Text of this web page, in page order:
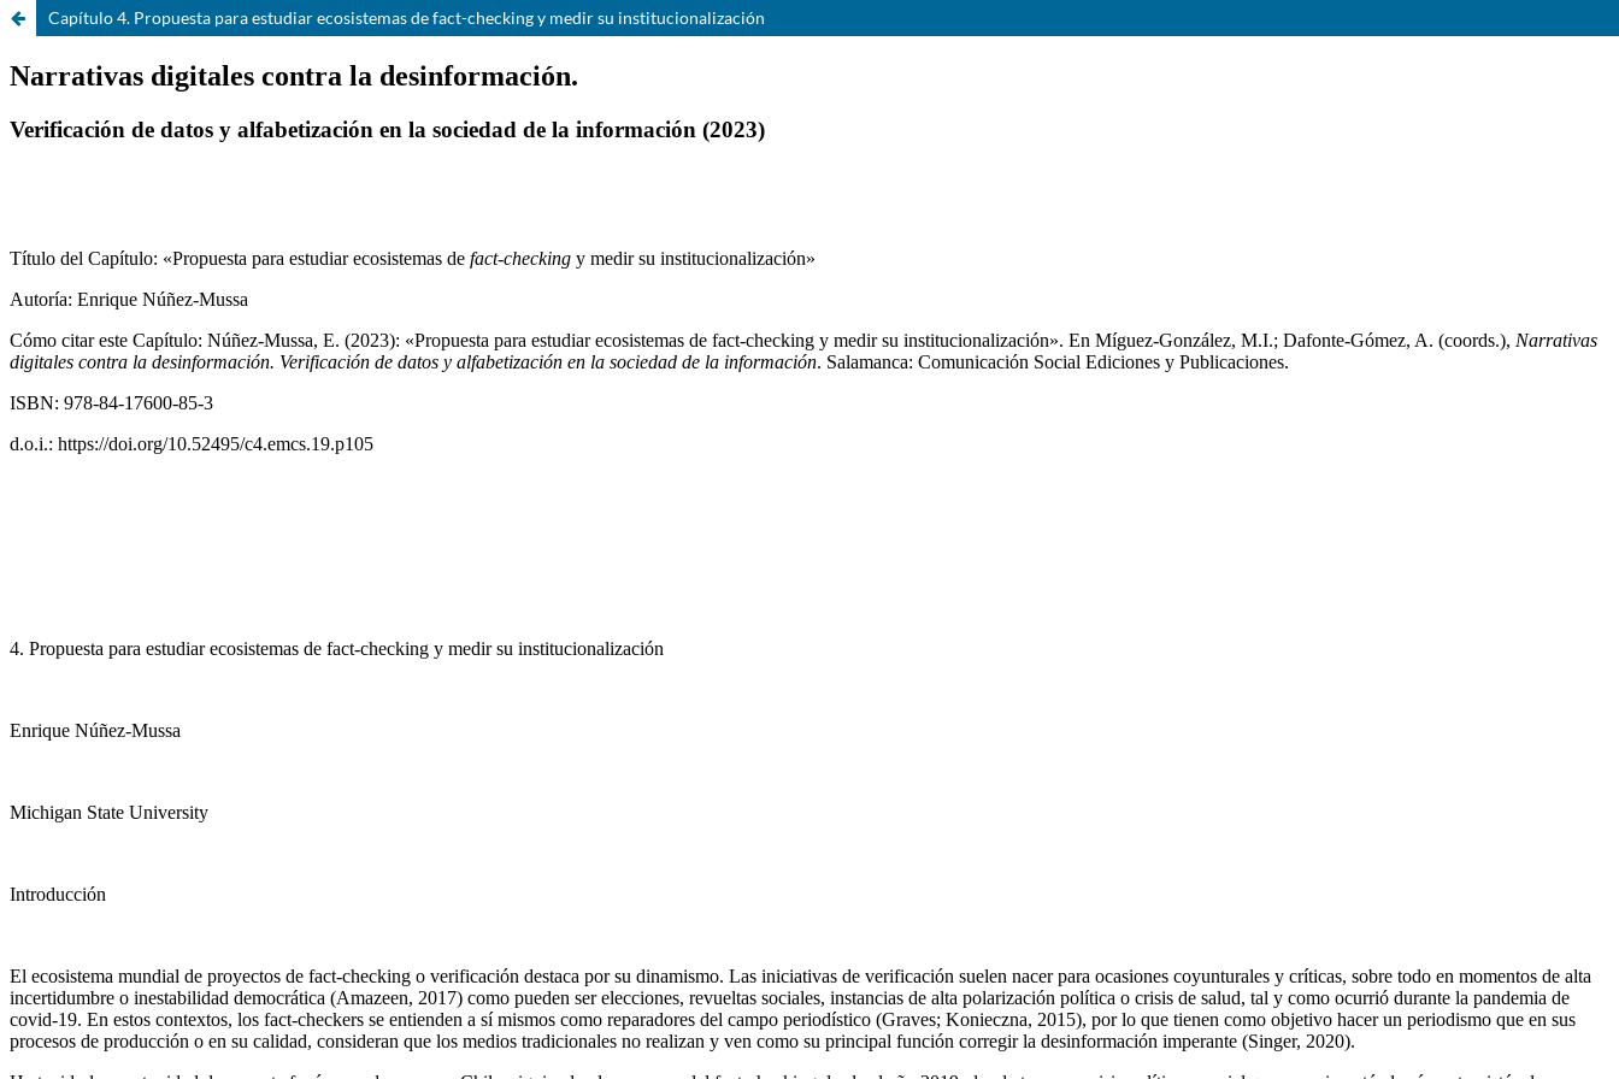
Capítulo 4. Propuesta para estudiar ecosistemas de fact-checking y medir su institucionalización